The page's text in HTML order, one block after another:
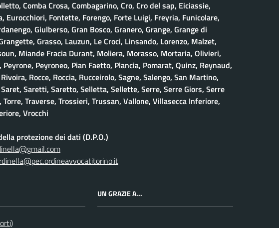
Comba Crosa, Combagarino, Cro, Cro del sap, Eiciassie,
Eurocchiori, Fontette, Forengo, Forte Luigi, Freyria, Funicolare,
Giulberso, Gran Bosco, Granero, Grange, Grange di
Grasso, Lauzun, Le Croci, Linsando, Lorenzo, Malzet,
Miande Fracia Durant, Moliera, Morasso, Mortaria, Olivieri,
Peyrone, Peyroneo, Pian Faetto, Plancia, Pomarat, Quinz, Reynaud,
Rocce, Roccia, Rucceirolo, Sagne, Salengo, San Martino,
Saret, Saretti, Saretto, Selletta, Sellette, Serre, Serre Giors, Serre
Torre, Traverse, Trossieri, Trussan, Vallone, Villasecca Inferiore,
Vrocchi
protezione dei dati (D.P.O.)
UN GRAZIE A...